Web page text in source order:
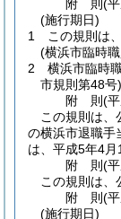
附 則(
(施行期日)
1
この規則は
(横浜市臨時
2
横浜市臨時
市規則第48号)
附 則(
この規則は、
の横浜市退職手
は、平成5年4月
附 則(
この規則は、
附 則(
(施行期日)